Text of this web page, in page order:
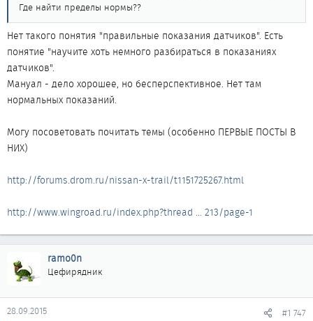
Где найти пределы нормы??
Нет такого понятия "правильные показания датчиков". Есть
понятие "научите хоть немного разбираться в показаниях
датчиков".
Мануал - дело хорошее, но бесперспективное. Нет там
нормальных показаний.
Могу посоветовать почитать темы (особенно ПЕРВЫЕ ПОСТЫ В
НИХ)
http://forums.drom.ru/nissan-x-trail/t1151725267.html
http://www.wingroad.ru/index.php?thread ... 213/page-1
ramo0n
Цефирядник
28.09.2015 #1 747